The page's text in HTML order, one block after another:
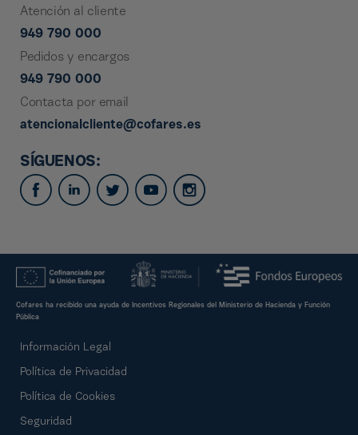
Atención al cliente
949 790 000
Pedidos y encargos
949 790 000
Contacta por email
atencionalcliente@cofares.es
SÍGUENOS:
Cofares ha recibido una ayuda de Incentivos Regionales del Ministerio de Hacienda y Función
Pública
Información Legal
Política de Privacidad
Política de Cookies
Seguridad